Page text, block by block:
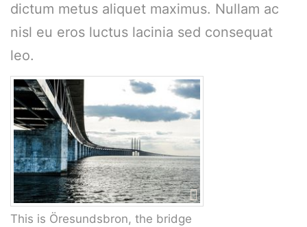
dictum metus aliquet maximus. Nullam ac
nisl eu eros luctus lacinia sed consequat
leo.
This is Öresundsbron, the bridge